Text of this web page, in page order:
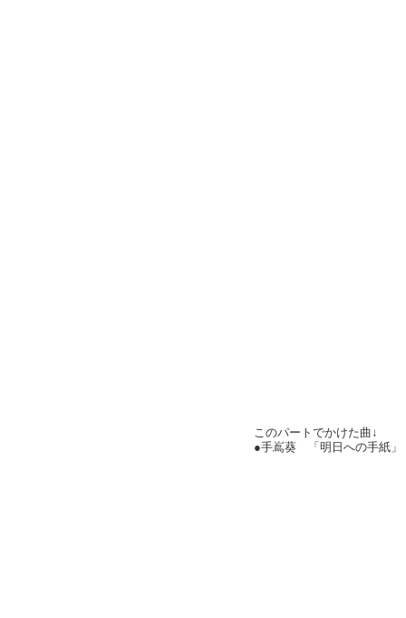
このパートでかけた曲↓
●手嶌葵 「明日への手紙」